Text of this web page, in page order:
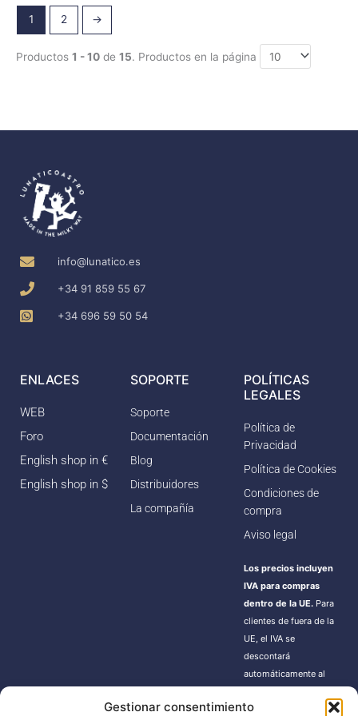
Gestionar consentimiento
1 2 →
Productos 1 - 10 de 15. Productos en la página
info@lunatico.es
+34 91 859 55 67
+34 696 59 50 54
ENLACES
WEB
Foro
English shop in €
English shop in $
SOPORTE
Soporte
Documentación
Blog
Distribuidores
La compañía
POLÍTICAS
LEGALES
Política de
Privacidad
Política de Cookies
Condiciones de
compra
Aviso legal
Los precios incluyen
IVA para compras
dentro de la UE. Para
clientes de fuera de la
UE, el IVA se
descontará
automáticamente al
Estos pedidos pueden